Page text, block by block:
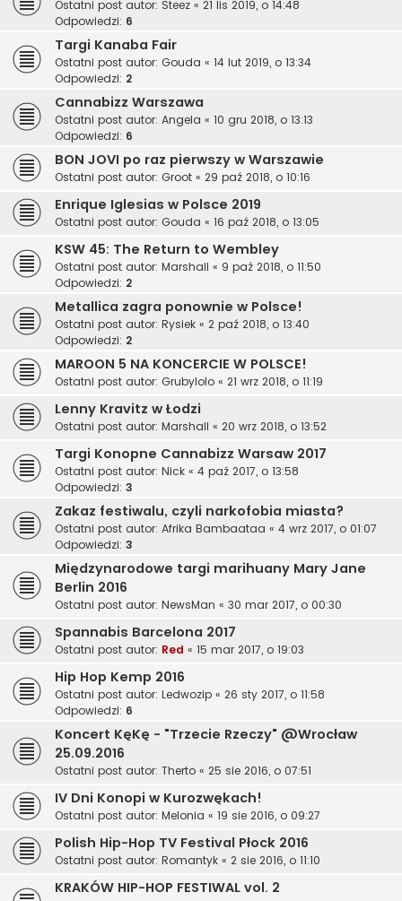
Ostatni post autor: Steez « 21 lis 2019, o 14:48
Odpowiedzi: 6
Targi Kanaba Fair
Ostatni post autor: Gouda « 14 lut 2019, o 13:34
Odpowiedzi: 2
Cannabizz Warszawa
Ostatni post autor: Angela « 10 gru 2018, o 13:13
Odpowiedzi: 6
BON JOVI po raz pierwszy w Warszawie
Ostatni post autor: Groot « 29 paź 2018, o 10:16
Enrique Iglesias w Polsce 2019
Ostatni post autor: Gouda « 16 paź 2018, o 13:05
KSW 45: The Return to Wembley
Ostatni post autor: Marshall « 9 paź 2018, o 11:50
Odpowiedzi: 2
Metallica zagra ponownie w Polsce!
Ostatni post autor: Rysiek « 2 paź 2018, o 13:40
Odpowiedzi: 2
MAROON 5 NA KONCERCIE W POLSCE!
Ostatni post autor: Grubylolo « 21 wrz 2018, o 11:19
Lenny Kravitz w Łodzi
Ostatni post autor: Marshall « 20 wrz 2018, o 13:52
Targi Konopne Cannabizz Warsaw 2017
Ostatni post autor: Nick « 4 paź 2017, o 13:58
Odpowiedzi: 3
Zakaz festiwalu, czyli narkofobia miasta?
Ostatni post autor: Afrika Bambaataa « 4 wrz 2017, o 01:07
Odpowiedzi: 3
Międzynarodowe targi marihuany Mary Jane
Berlin 2016
Ostatni post autor: NewsMan « 30 mar 2017, o 00:30
Spannabis Barcelona 2017
Ostatni post autor: Red « 15 mar 2017, o 19:03
Hip Hop Kemp 2016
Ostatni post autor: Ledwozip « 26 sty 2017, o 11:58
Odpowiedzi: 6
Koncert KęKę - "Trzecie Rzeczy" @Wrocław
25.09.2016
Ostatni post autor: Therto « 25 sie 2016, o 07:51
IV Dni Konopi w Kurozwękach!
Ostatni post autor: Melonia « 19 sie 2016, o 09:27
Polish Hip-Hop TV Festival Płock 2016
Ostatni post autor: Romantyk « 2 sie 2016, o 11:10
KRAKÓW HIP-HOP FESTIWAL vol. 2